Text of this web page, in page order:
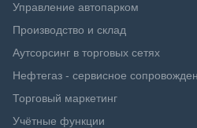
Управление автопарком
Производство и склад
Аутсорсинг в торговых сетях
Нефтегаз - сервисное
Торговый маркетинг
Учётные функции